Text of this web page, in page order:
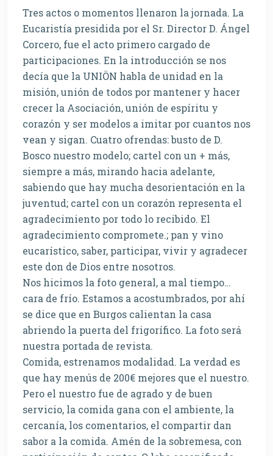
Tres actos o momentos llenaron la jornada. La
Eucaristía presidida por el Sr. Director D. Ángel
Corcero, fue el acto primero cargado de
participaciones. En la introducción se nos
decía que la UNIÖN habla de unidad en la
misión, unión de todos por mantener y hacer
crecer la Asociación, unión de espíritu y
corazón y ser modelos a imitar por cuantos nos
vean y sigan. Cuatro ofrendas: busto de D.
Bosco nuestro modelo; cartel con un + más,
siempre a más, mirando hacia adelante,
sabiendo que hay mucha desorientación en la
juventud; cartel con un corazón representa el
agradecimiento por todo lo recibido. El
agradecimiento compromete.; pan y vino
eucarístico, saber, participar, vivir y agradecer
este don de Dios entre nosotros.
Nos hicimos la foto general, a mal tiempo…
cara de frío. Estamos a acostumbrados, por ahí
se dice que en Burgos calientan la casa
abriendo la puerta del frigorífico. La foto será
nuestra portada de revista.
Comida, estrenamos modalidad. La verdad es
que hay menús de 200€ mejores que el nuestro.
Pero el nuestro fue de agrado y de buen
servicio, la comida gana con el ambiente, la
cercanía, los comentarios, el compartir dan
sabor a la comida. Amén de la sobremesa, con